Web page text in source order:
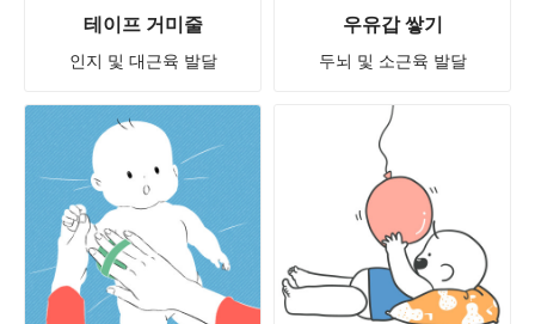
테이프 거미줄
인지 및 대근육 발달
우유갑 쌓기
두뇌 및 소근육 발달